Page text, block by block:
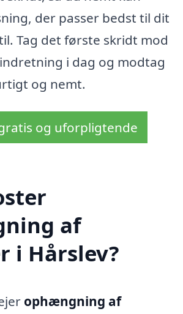
der passer bedst til dit
Tag det første skridt mod
i dag og modtag
og nemt.
og uforpligtende
af
i Hårslev?
ophængning af